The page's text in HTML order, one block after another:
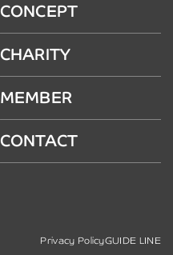
CONCEPT
CHARITY
MEMBER
CONTACT
Privacy PolicyGUIDE LINE